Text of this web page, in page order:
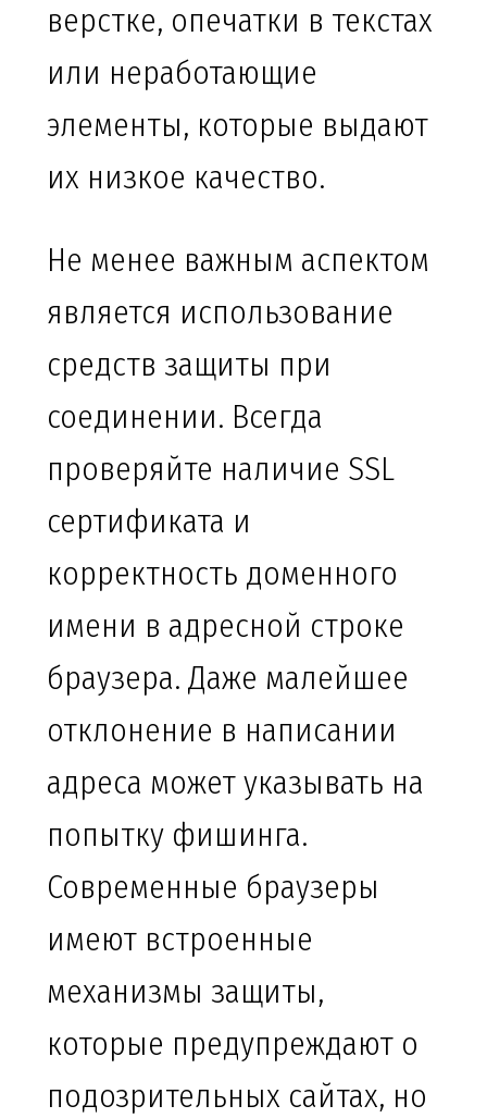
верстке, опечатки в текстах
или неработающие
элементы, которые выдают
их низкое качество.
Не менее важным аспектом
является использование
средств защиты при
соединении. Всегда
проверяйте наличие SSL
сертификата и
корректность доменного
имени в адресной строке
браузера. Даже малейшее
отклонение в написании
адреса может указывать на
попытку фишинга.
Современные браузеры
имеют встроенные
механизмы защиты,
которые предупреждают о
подозрительных сайтах, но